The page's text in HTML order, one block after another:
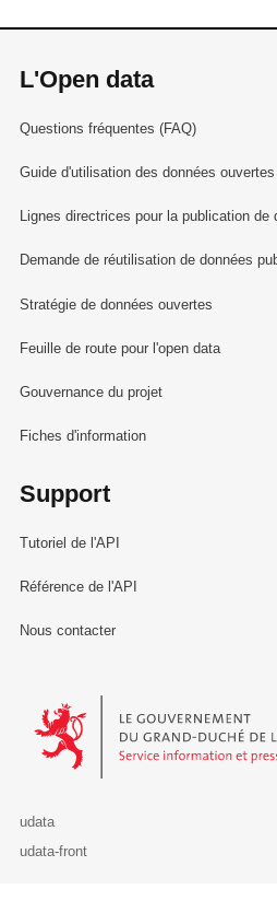
L'Open data
Questions fréquentes (FAQ)
Guide d'utilisation des données ouvertes
Lignes directrices pour la publication de
Demande de réutilisation de données
Stratégie de données ouvertes
Feuille de route pour l'open data
Gouvernance du projet
Fiches d'information
Support
Tutoriel de l'API
Référence de l'API
Nous contacter
Le Gouvernement du Grand-Duché
udata
udata-front